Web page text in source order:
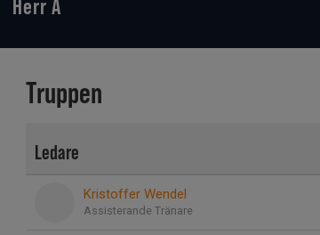
Truppen
Ledare
Kristoffer Wendel
Assisterande Tränare